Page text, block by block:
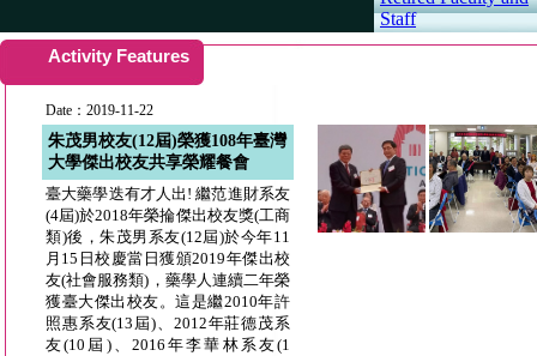
Staff
Activity Features
Date：2019-11-22
朱茂男校友(12屆)榮獲108年臺灣
大學傑出校友共享榮耀餐會
臺大藥學迭有才人出! 繼范進財系友
(4屆)於2018年榮掄傑出校友獎(工商
類)後，朱茂男系友(12屆)於今年11
月15日校慶當日獲頒2019年傑出校
友(社會服務類)，藥學人連續二年榮
獲臺大傑出校友。這是繼2010年許
照惠系友(13屆)、2012年莊德茂系
友(10屆)、2016年李華林系友(1